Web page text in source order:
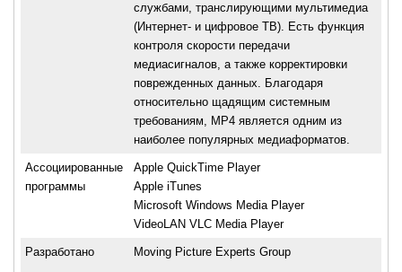
службами, транслирующими мультимедиа
(Интернет- и цифровое ТВ). Есть функция
контроля скорости передачи
медиасигналов, а также корректировки
поврежденных данных. Благодаря
относительно щадящим системным
требованиям, МР4 является одним из
наиболее популярных медиаформатов.
Ассоциированные
программы
Apple QuickTime Player
Apple iTunes
Microsoft Windows Media Player
VideoLAN VLC Media Player
Разработано Moving Picture Experts Group